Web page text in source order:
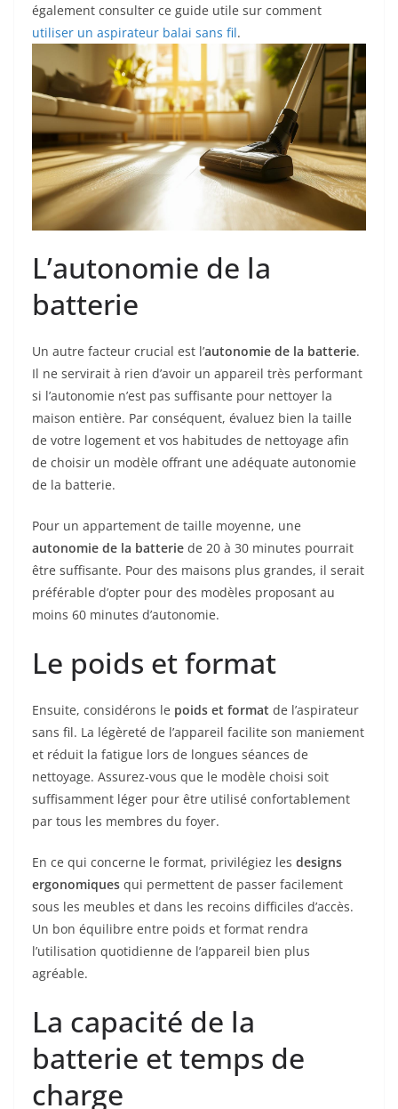
également consulter ce guide utile sur comment
utiliser un aspirateur balai sans fil.
L’autonomie de la
batterie
Un autre facteur crucial est l’autonomie de la batterie.
Il ne servirait à rien d’avoir un appareil très performant
si l’autonomie n’est pas suffisante pour nettoyer la
maison entière. Par conséquent, évaluez bien la taille
de votre logement et vos habitudes de nettoyage afin
de choisir un modèle offrant une adéquate autonomie
de la batterie.
Pour un appartement de taille moyenne, une
autonomie de la batterie de 20 à 30 minutes pourrait
être suffisante. Pour des maisons plus grandes, il serait
préférable d’opter pour des modèles proposant au
moins 60 minutes d’autonomie.
Le poids et format
Ensuite, considérons le poids et format de l’aspirateur
sans fil. La légèreté de l’appareil facilite son maniement
et réduit la fatigue lors de longues séances de
nettoyage. Assurez-vous que le modèle choisi soit
suffisamment léger pour être utilisé confortablement
par tous les membres du foyer.
En ce qui concerne le format, privilégiez les designs
ergonomiques qui permettent de passer facilement
sous les meubles et dans les recoins difficiles d’accès.
Un bon équilibre entre poids et format rendra
l’utilisation quotidienne de l’appareil bien plus
agréable.
La capacité de la
batterie et temps de
charge